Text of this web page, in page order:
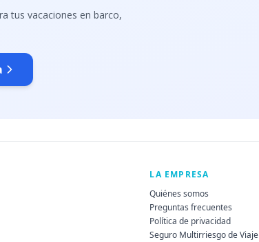
tus vacaciones en barco,
LA EMPRESA
Quiénes somos
Preguntas frecuentes
Política de privacidad
Seguro Multirriesgo de Viaje